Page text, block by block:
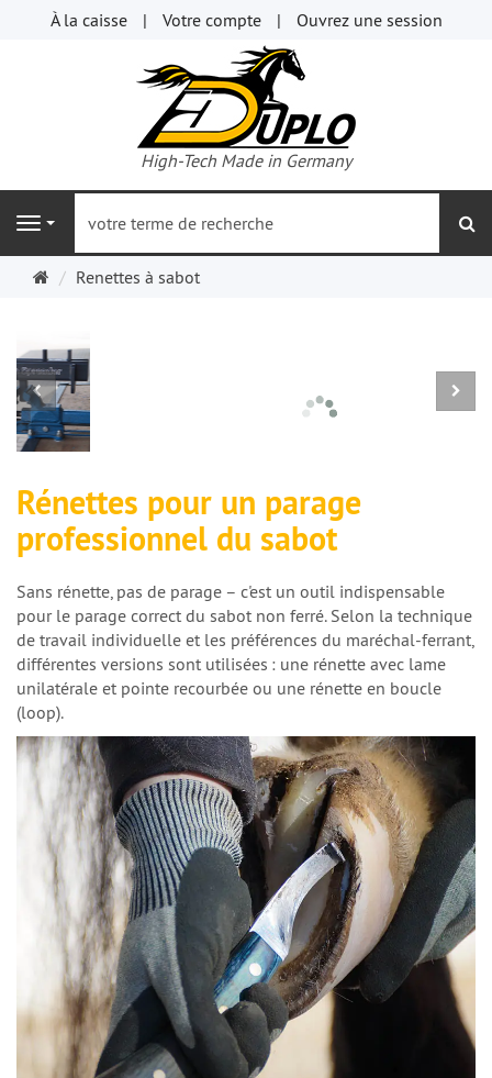
À la caisse Votre compte Ouvrez une session
High-Tech Made in Germany
Navigation
PageRenettes à sabot
Rénettes pour un parage
professionnel du sabot
Sans rénette, pas de parage – c'est un outil indispensable
pour le parage correct du sabot non ferré. Selon la technique
de travail individuelle et les préférences du maréchal-ferrant,
différentes versions sont utilisées : une rénette avec lame
unilatérale et pointe recourbée ou une rénette en boucle
(loop).